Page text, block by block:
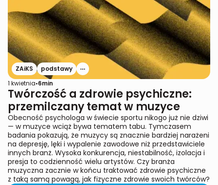
ZAiKS
podstawy
1 kwietnia•6min
Twórczość a zdrowie psychiczne:
przemilczany temat w muzyce
Obecność psychologa w świecie sportu nikogo już nie dziwi
— w muzyce wciąż bywa tematem tabu. Tymczasem
badania pokazują, że muzycy są znacznie bardziej narażeni
na depresję, lęki i wypalenie zawodowe niż przedstawiciele
innych branż. Wysoka konkurencja, niestabilność, izolacja i
presja to codzienność wielu artystów. Czy branża
muzyczna zacznie w końcu traktować zdrowie psychiczne
z taką samą powagą, jak fizyczne zdrowie swoich twórców?